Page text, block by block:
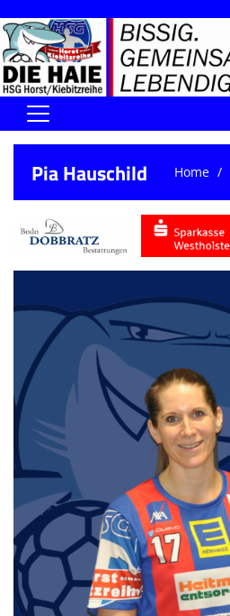
Home
Handball-Förderverein der Haie
UNSERE SPORTHALLEN
Training & Termine
DIENSTE (SR/KG/VK)
Die SpecialHaie
Teams
Trainer
ALLE SPIELE
HAIE TV
NEWSLETTER
Pia Hauschild Home